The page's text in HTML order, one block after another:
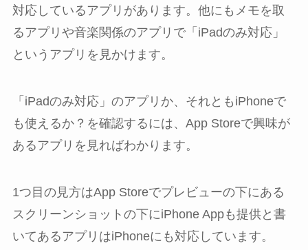
対応しているアプリがあります。他にもメモを取
るアプリや音楽関係のアプリで「iPadのみ対応」
というアプリを見かけます。
「iPadのみ対応」のアプリか、それともiPhoneで
も使えるか？を確認するには、App Storeで興味が
あるアプリを見ればわかります。
1つ目の見方はApp Storeでプレビューの下にある
スクリーンショットの下にiPhone Appも提供と書
いてあるアプリはiPhoneにも対応しています。